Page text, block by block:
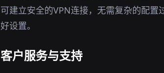
可建立安全的VPN连接，无需复杂的配
好设置。
客户服务与支持